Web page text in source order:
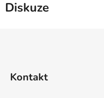
Diskuze
Kontakt